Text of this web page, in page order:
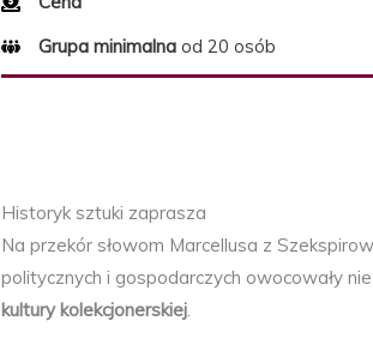
Grupa minimalnaod 20 osób
Historyk sztuki zaprasza
Na przekór słowom Marcellusa z
politycznych i gospodarczych owocowały
kultury kolekcjonerskiej.